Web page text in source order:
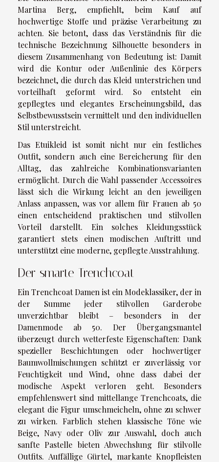
Martina Berg, empfiehlt, beim Kauf auf
hochwertige Stoffe und präzise Verarbeitung zu
achten. Sie betont, dass das Verständnis für die
technische Bezeichnung Silhouette besonders in
diesem Zusammenhang von Bedeutung ist: Damit
wird die Kontur oder Außenlinie des Körpers
bezeichnet, die durch das Kleid unterstrichen und
vorteilhaft geformt wird. So entsteht ein
gepflegtes und elegantes Erscheinungsbild, das
Selbstbewusstsein vermittelt und den individuellen
Stil unterstreicht.
Das Etuikleid ist somit nicht nur ein festliches
Outfit, sondern auch eine Bereicherung für den
Alltag, das zahlreiche Kombinationsvarianten
ermöglicht. Durch die Wahl passender Accessoires
lässt sich die Wirkung leicht an den jeweiligen
Anlass anpassen, was vor allem für Frauen ab 50
einen entscheidend praktischen und stilvollen
Vorteil darstellt. Ein solches Kleidungsstück
garantiert stets einen modischen Auftritt und
unterstützt eine moderne, gepflegte Ausstrahlung.
Der smarte Trenchcoat
Ein Trenchcoat Damen ist ein Modeklassiker, der in
der Summe jeder stilvollen Garderobe
unverzichtbar bleibt – besonders in der
Damenmode ab 50. Der Übergangsmantel
überzeugt durch wetterfeste Eigenschaften: Dank
spezieller Beschichtungen oder hochwertiger
Baumwollmischungen schützt er zuverlässig vor
Feuchtigkeit und Wind, ohne dass dabei der
modische Aspekt verloren geht. Besonders
empfehlenswert sind mittellange Trenchcoats, die
elegant die Figur umschmeicheln, ohne zu schwer
zu wirken. Farblich stehen klassische Töne wie
Beige, Navy oder Oliv zur Auswahl, doch auch
sanfte Pastelle bieten Abwechslung für stilvolle
Outfits. Auffällige Gürtel, markante Knopfleisten